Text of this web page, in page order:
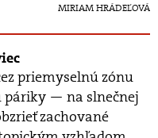
MIRIAM HRÁDEĽOVÁ
priemyselnú zónu
páriky — na slnečnej
zachované